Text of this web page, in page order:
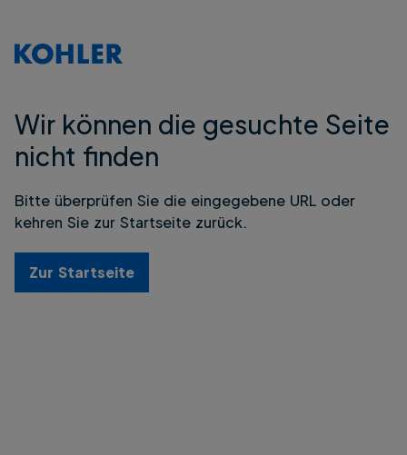
Wir können die gesuchte Seite
nicht finden
Bitte überprüfen Sie die eingegebene URL oder
kehren Sie zur Startseite zurück.
Zur Startseite